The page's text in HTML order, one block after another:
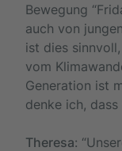
Bewegung
auch von
ist dies
vom
Generation ist
denke ich, dass
Theresa: